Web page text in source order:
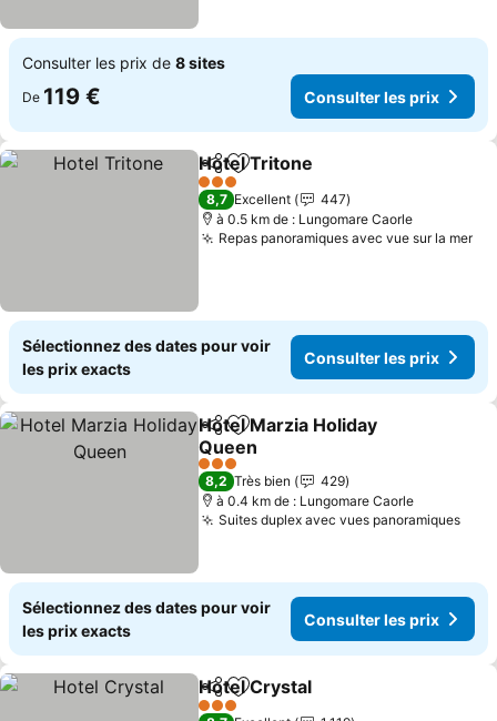
Consulter les prix de 8 sites
De 119 € Consulter les prix
PartagerAjouter à mes favoris
Hotel Tritone
3 Étoiles
8,7 Excellent
447
à 0.5 km de : Lungomare Caorle
Repas panoramiques avec vue sur la mer
Sélectionnez des dates pour voir
les prix exacts
Consulter les prix
PartagerAjouter à mes favoris
Hotel Marzia Holiday
Queen
Consulter les prix
3 Étoiles
8,2 Très bien
429
à 0.4 km de : Lungomare Caorle
Suites duplex avec vues panoramiques
Sélectionnez des dates pour voir
les prix exacts
Consulter les prix
PartagerAjouter à mes favoris
Hotel Crystal
3 Étoiles